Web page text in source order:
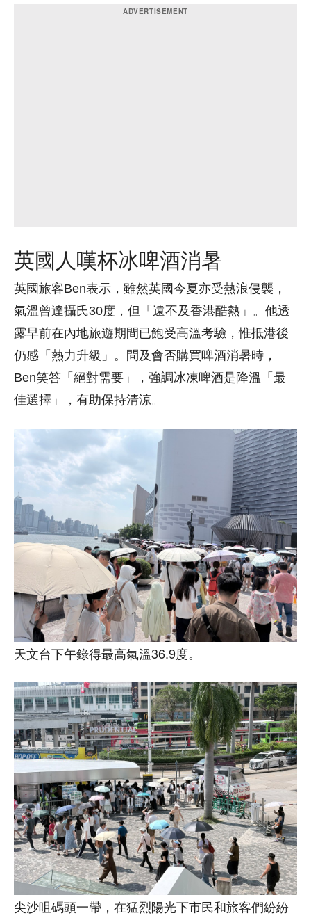
英國人嘆杯冰啤酒消暑
英國旅客Ben表示，雖然英國今夏亦受熱浪侵襲，
氣溫曾達攝氏30度，但「遠不及香港酷熱」。他透
露早前在內地旅遊期間已飽受高溫考驗，惟抵港後
仍感「熱力升級」。問及會否購買啤酒消暑時，
Ben笑答「絕對需要」，強調冰凍啤酒是降溫「最
佳選擇」，有助保持清涼。
天文台下午錄得最高氣溫36.9度。
尖沙咀碼頭一帶，在猛烈陽光下市民和旅客們紛紛